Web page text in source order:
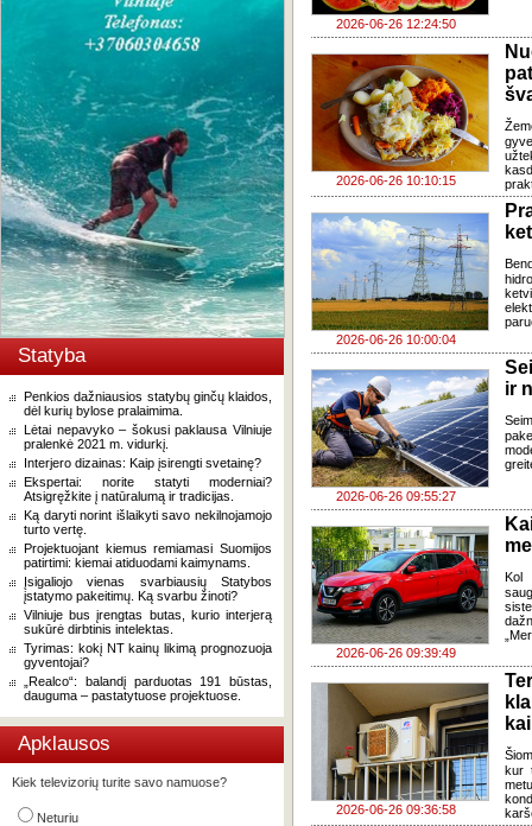
Statyba
Penkios dažniausios statybų ginčų klaidos,
dėl kurių bylose pralaimima.
Lėtai nepavyko – šokusi paklausa Vilniuje
pralenkė 2021 m. vidurkį.
Interjero dizainas: Kaip įsirengti svetainę?
Ekspertai: norite statyti moderniai?
Atsigręžkite į natūralumą ir tradicijas.
Ką daryti norint išlaikyti savo nekilnojamojo
turto vertę.
Projektuojant kiemus remiamasi Suomijos
patirtimi: kiemai atiduodami kaimynams.
Įsigaliojo vienas svarbiausių Statybos
įstatymo pakeitimų. Ką svarbu žinoti?
Vilniuje bus įrengtas butas, kurio interjerą
sukūrė dirbtinis intelektas.
Tyrimas: kokį NT kainų likimą prognozuoja
gyventojai?
„Realco“: balandį parduotas 191 būstas,
dauguma – pastatytuose projektuose.
Apklausos
Kiek televizorių turite savo namuose?
Neturiu
2026-06-26 12:24:50
2026-06-26 10:10:15
2026-06-26 10:00:04
2026-06-26 09:55:27
ir
2026-06-26 09:39:49
Kol
2026-06-26 09:36:58
kur